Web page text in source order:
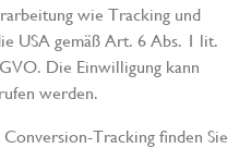
wie Tracking und
USA gemäß Art. 6 Abs. 1 lit.
Die Einwilligung kann
werden.
Tracking finden Sie